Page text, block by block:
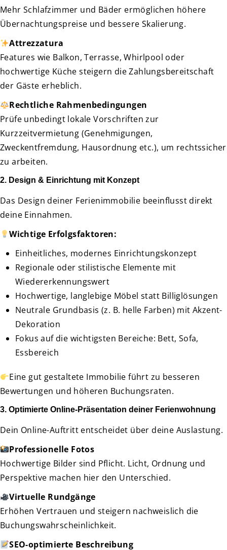
Mehr Schlafzimmer und Bäder ermöglichen höhere
Übernachtungspreise und bessere Skalierung.
Attrezzatura
Features wie Balkon, Terrasse, Whirlpool oder
hochwertige Küche steigern die Zahlungsbereitschaft
der Gäste erheblich.
Rechtliche Rahmenbedingungen
Prüfe unbedingt lokale Vorschriften zur
Kurzzeitvermietung (Genehmigungen,
Zweckentfremdung, Hausordnung etc.), um rechtssicher
zu arbeiten.
2. Design & Einrichtung mit Konzept
Das Design deiner Ferienimmobilie beeinflusst direkt
deine Einnahmen.
Wichtige Erfolgsfaktoren:
Einheitliches, modernes Einrichtungskonzept
Regionale oder stilistische Elemente mit
Wiedererkennungswert
Hochwertige, langlebige Möbel statt Billiglösungen
Neutrale Grundbasis (z. B. helle Farben) mit Akzent-
Dekoration
Fokus auf die wichtigsten Bereiche: Bett, Sofa,
Essbereich
Eine gut gestaltete Immobilie führt zu besseren
Bewertungen und höheren Buchungsraten.
3. Optimierte Online-Präsentation deiner Ferienwohnung
Dein Online-Auftritt entscheidet über deine Auslastung.
Professionelle Fotos
Hochwertige Bilder sind Pflicht. Licht, Ordnung und
Perspektive machen hier den Unterschied.
Virtuelle Rundgänge
Erhöhen Vertrauen und steigern nachweislich die
Buchungswahrscheinlichkeit.
SEO-optimierte Beschreibung